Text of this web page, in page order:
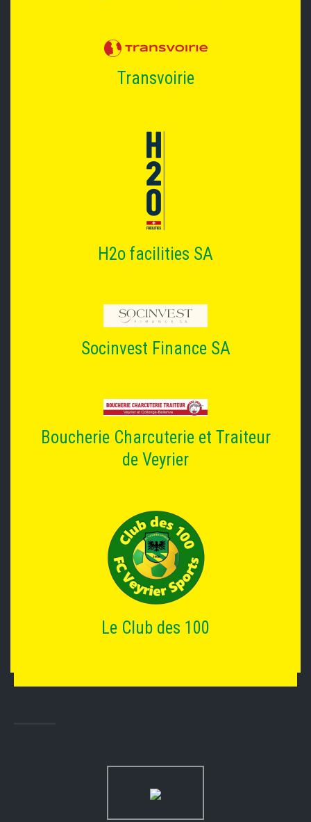
Transvoirie
H2o facilities SA
Socinvest Finance SA
Boucherie Charcuterie et Traiteur
de Veyrier
Le Club des 100